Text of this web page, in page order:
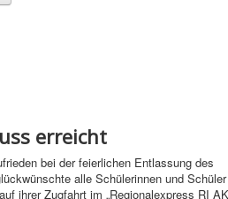
erreicht
bei der feierlichen Entlassung des
alle Schülerinnen und
ihrer Zugfahrt im „Regionalexpress RI